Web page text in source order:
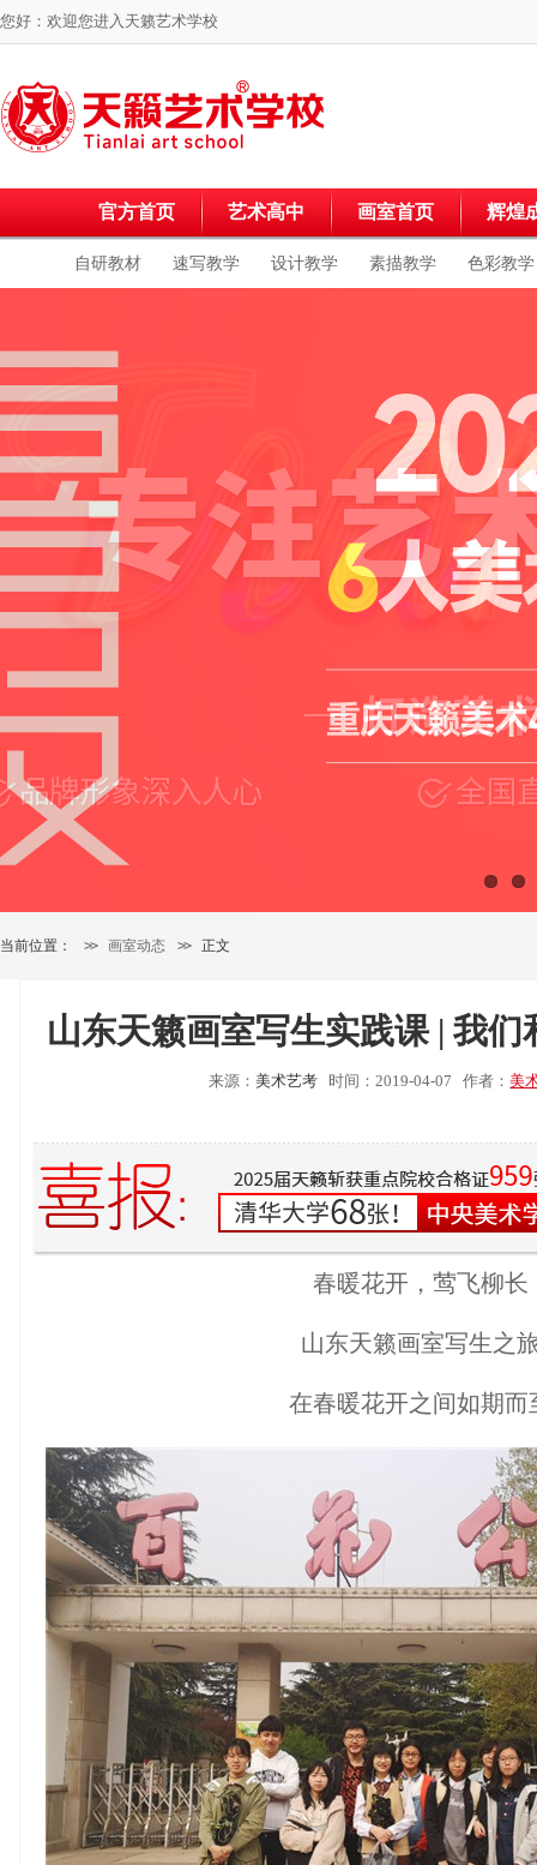
您好：欢迎您进入 天籁艺术学校
官方首页 艺术高中 画室首页 辉煌
自研教材 速写教学 设计教学 素描教学 色彩教学
当前位置： >> 画室动态 >> 正文
山东天籁画室写生实践课 | 我
来源：美术艺考 时间：2019-04-07 作者：美
春暖花开，莺飞柳长
山东天籁画室写生之
在春暖花开之间如期而